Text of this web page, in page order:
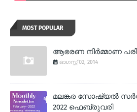
MOST POPULAR
ആഭരണ നിര്‍മ്മാണ
ഓഗസ്റ്റ് 02, 2014
മലങ്കര സോഷ്യല്‍
2022 ഫെബ്രുവരി